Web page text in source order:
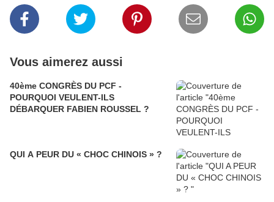
Vous aimerez aussi
40ème CONGRÈS DU PCF -
POURQUOI VEULENT-ILS
DÉBARQUER FABIEN ROUSSEL ?
QUI A PEUR DU « CHOC CHINOIS » ?